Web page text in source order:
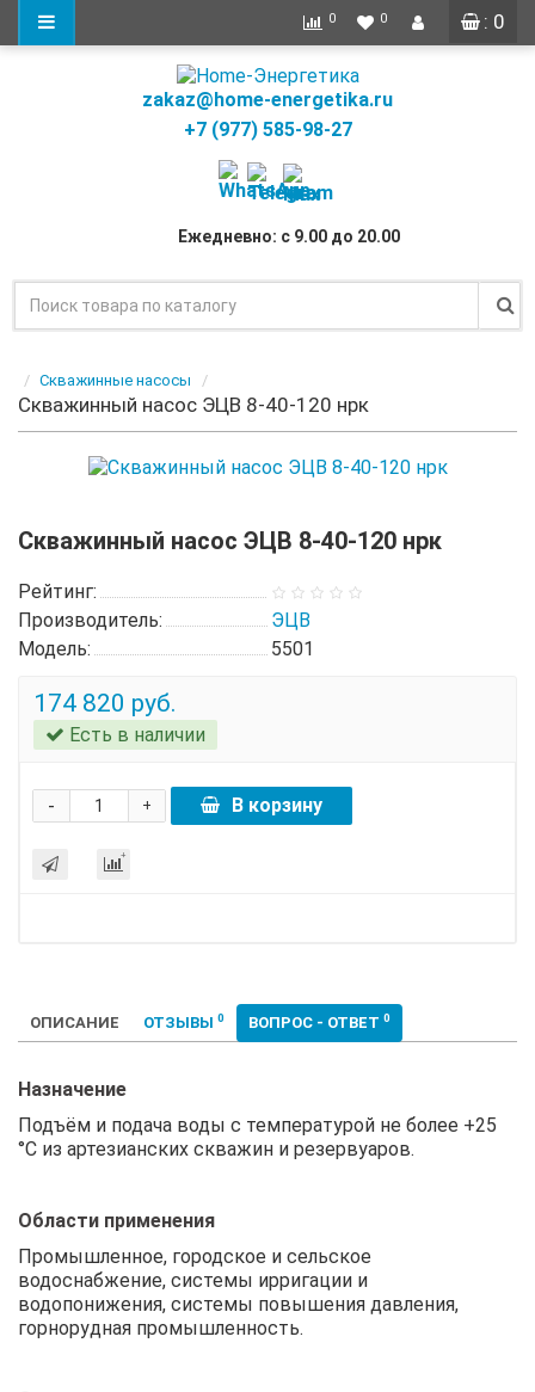
: 0
0 0
zakaz@home-energetika.ru
+7 (977) 585-98-27
Ежедневно: с 9.00 до 20.00
Скважинные насосы
Скважинный насос ЭЦВ 8-40-120 нрк
Скважинный насос ЭЦВ 8-40-120 нрк
Рейтинг:
Производитель:
ЭЦВ
Модель:
5501
174 820 руб.
Есть в наличии
+
- В корзину
ОПИСАНИЕ ОТЗЫВЫ 0 ВОПРОС - ОТВЕТ 0
Назначение
Подъём и подача воды с температурой не более +25
°С из артезианских скважин и резервуаров.
Области применения
Промышленное, городское и сельское
водоснабжение, системы ирригации и
водопонижения, системы повышения давления,
горнорудная промышленность.